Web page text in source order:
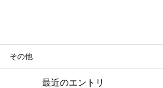
その他
最近のエントリ